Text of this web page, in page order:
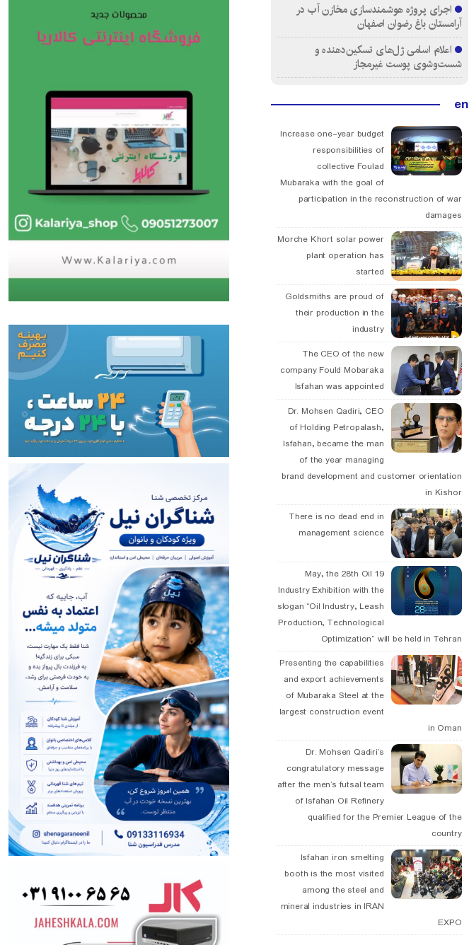
اجرای پروژه هوشمندسازی مخازن آب در
آرامستان‌ باغ رضوان اصفهان
اعلام اسامی ژل‌های تسکین‌دهنده و
شست‌وشوی پوست غیرمجاز
en
Increase one-year budget
responsibilities of
collective Foulad
Mubaraka with the goal of
participation in the reconstruction of war
damages
Morche Khort solar power
plant operation has
started
Goldsmiths are proud of
their production in the
industry
The CEO of the new
company Fould Mobaraka
Isfahan was appointed
Dr. Mohsen Qadiri, CEO
of Holding Petropalash,
Isfahan, became the man
of the year managing
brand development and customer orientation
in Kishor
There is no dead end in
management science
19 May, the 28th Oil
Industry Exhibition with the
slogan “Oil Industry, Leash
Production, Technological
Optimization” will be held in Tehran
Presenting the capabilities
and export achievements
of Mubaraka Steel at the
largest construction event
in Oman
Dr. Mohsen Qadiri’s
congratulatory message
after the men’s futsal team
of Isfahan Oil Refinery
qualified for the Premier League of the
country
Isfahan iron smelting
booth is the most visited
among the steel and
mineral industries in IRAN
EXPO